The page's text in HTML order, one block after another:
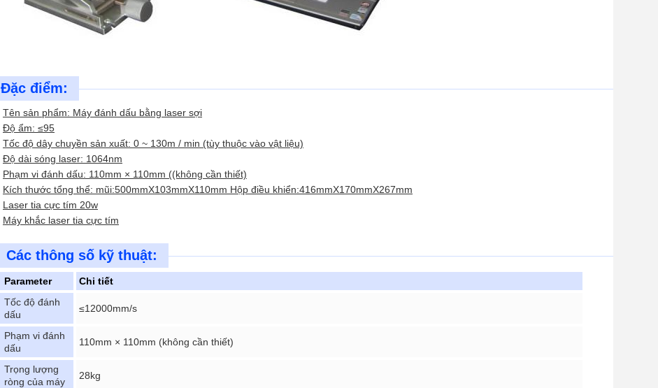
Đặc điểm:
Tên sản phẩm: Máy đánh dấu bằng laser sợi
Độ ẩm: ≤95
Tốc độ dây chuyền sản xuất: 0 ~ 130m / min (tùy thuộc vào vật liệu)
Độ dài sóng laser: 1064nm
Phạm vi đánh dấu: 110mm × 110mm ((không cần thiết)
Kích thước tổng thể: mũi:500mmX103mmX110mm Hộp điều khiển:416mmX170mmX267mm
Laser tia cực tím 20w
Máy khắc laser tia cực tím
Các thông số kỹ thuật:
Parameter
Chi tiết
Tốc độ đánh
dấu
≤12000mm/s
Phạm vi đánh
dấu
110mm × 110mm (không cần thiết)
Trọng lượng
ròng của máy
28kg